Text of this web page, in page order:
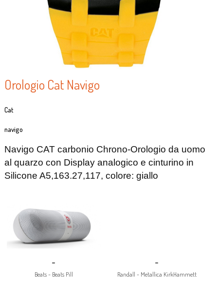
Orologio Cat Navigo
Cat
navigo
Navigo CAT carbonio Chrono-Orologio da uomo
al quarzo con Display analogico e cinturino in
Silicone A5,163.27,117, colore: giallo
-
Beats - Beats Pill
-
Randall - Metallica KirkHammett